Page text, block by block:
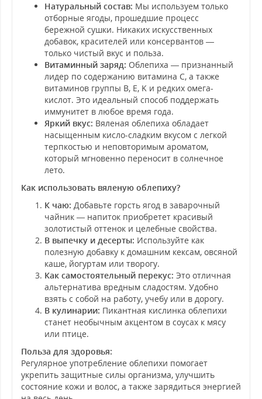
Натуральный состав: Мы используем только
отборные ягоды, прошедшие процесс
бережной сушки. Никаких искусственных
добавок, красителей или консервантов —
только чистый вкус и польза.
Витаминный заряд: Облепиха — признанный
лидер по содержанию витамина С, а также
витаминов группы B, E, K и редких омега-
кислот. Это идеальный способ поддержать
иммунитет в любое время года.
Яркий вкус: Вяленая облепиха обладает
насыщенным кисло-сладким вкусом с легкой
терпкостью и неповторимым ароматом,
который мгновенно переносит в солнечное
лето.
Как использовать вяленую облепиху?
К чаю: Добавьте горсть ягод в заварочный
чайник — напиток приобретет красивый
золотистый оттенок и целебные свойства.
В выпечку и десерты: Используйте как
полезную добавку к домашним кексам, овсяной
каше, йогуртам или творогу.
Как самостоятельный перекус: Это отличная
альтернатива вредным сладостям. Удобно
взять с собой на работу, учебу или в дорогу.
В кулинарии: Пикантная кислинка облепихи
станет необычным акцентом в соусах к мясу
или птице.
Польза для здоровья:
Регулярное употребление облепихи помогает
укрепить защитные силы организма, улучшить
состояние кожи и волос, а также зарядиться энергией